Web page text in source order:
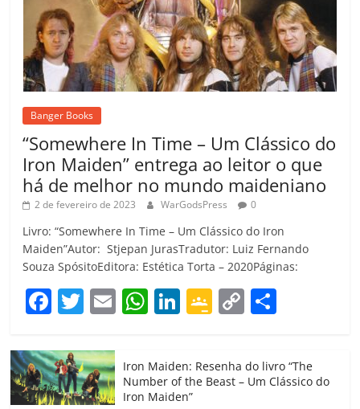
Banger Books
“Somewhere In Time – Um Clássico do
Iron Maiden” entrega ao leitor o que
há de melhor no mundo maideniano
2 de fevereiro de 2023 WarGodsPress 0
Livro: “Somewhere In Time – Um Clássico do Iron
Maiden”Autor: Stjepan JurasTradutor: Luiz Fernando
Souza SpósitoEditora: Estética Torta – 2020Páginas:
F
c
e
T
itt
er
E W
at
s
Li
e
G
gl
C
p
y
m
p
Iron Maiden: Resenha do livro “The
Number of the Beast – Um Clássico do
Iron Maiden”